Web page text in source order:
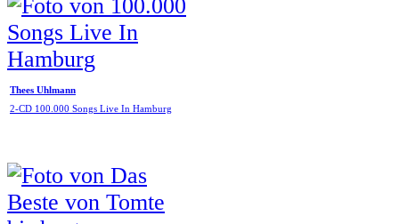
Thees Uhlmann
2-CD 100.000 Songs Live In Hamburg